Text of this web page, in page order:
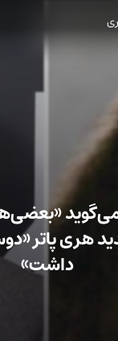
هری پاتر
داشت»